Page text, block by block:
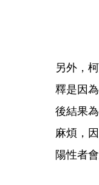
另外，
釋是因
後結果
麻煩，
陽性者